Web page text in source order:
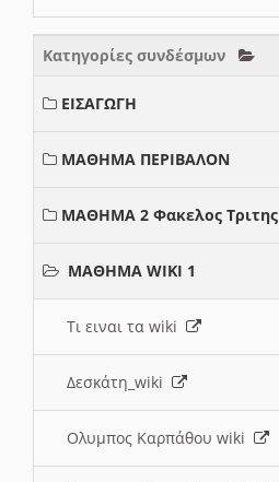
Κατηγορίες συνδέσμων
ΕΙΣΑΓΩΓΗ
ΜΑΘΗΜΑ ΠΕΡΙΒΑΛΟΝ
ΜΑΘΗΜΑ 2 Φακελος Τριτης
ΜΑΘΗΜΑ WIKI 1
Τι ειναι τα wiki
Δεσκάτη_wiki
Ολυμπος Καρπάθου wiki